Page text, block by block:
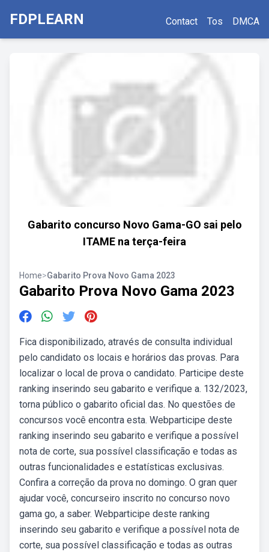
FDPLEARN Contact Tos DMCA
Gabarito concurso Novo Gama-GO sai pelo
ITAME na terça-feira
Home>Gabarito Prova Novo Gama 2023
Gabarito Prova Novo Gama 2023
Fica disponibilizado, através de consulta individual
pelo candidato os locais e horários das provas. Para
localizar o local de prova o candidato. Participe deste
ranking inserindo seu gabarito e verifique a. 132/2023,
torna público o gabarito oficial das. No questões de
concursos você encontra esta. Webparticipe deste
ranking inserindo seu gabarito e verifique a possível
nota de corte, sua possível classificação e todas as
outras funcionalidades e estatísticas exclusivas.
Confira a correção da prova no domingo. O gran quer
ajudar você, concurseiro inscrito no concurso novo
gama go, a saber. Webparticipe deste ranking
inserindo seu gabarito e verifique a possível nota de
corte, sua possível classificação e todas as outras